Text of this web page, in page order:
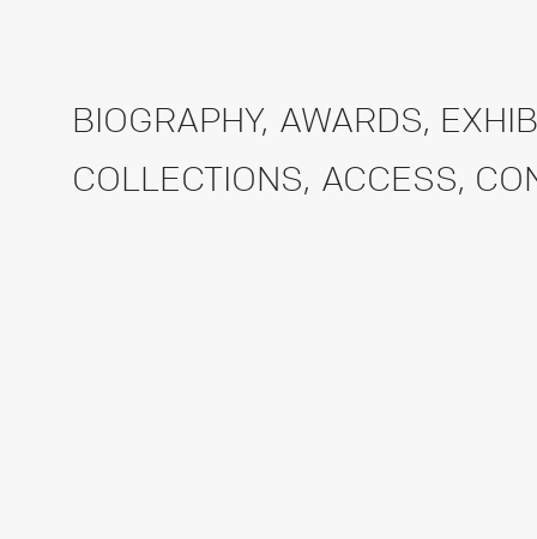
BIOGRAPHY, AWARDS,
COLLECTIONS, ACCESS,